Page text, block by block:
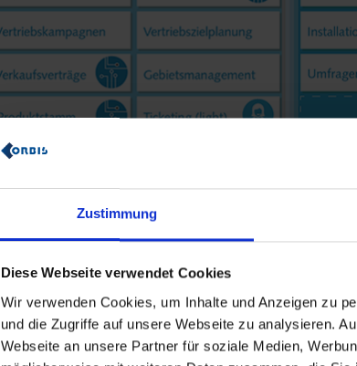
Zustimmung
Diese Webseite verwendet Cookies
Wir verwenden Cookies, um Inhalte und Anzeigen zu
und die Zugriffe auf unsere Webseite zu analysieren.
Webseite an unsere Partner für soziale Medien,